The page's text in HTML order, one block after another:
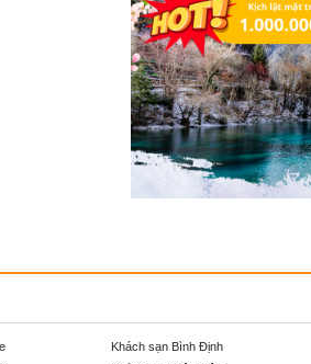
Khách sạn Bình Định